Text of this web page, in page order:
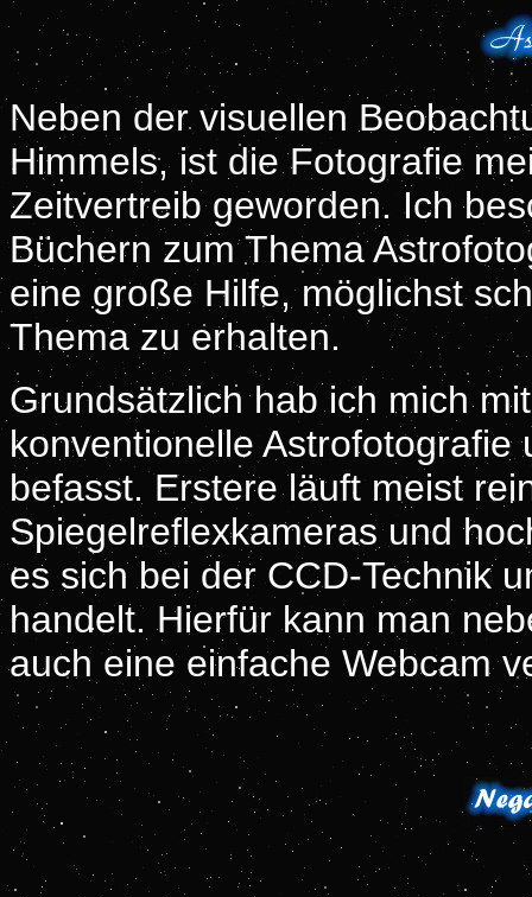
Neben der visuellen
Himmels, ist die Fotografie
Zeitvertreib geworden. Ich
Büchern zum Thema
eine große Hilfe, möglichst
Thema zu erhalten.
Grundsätzlich hab ich mich
konventionelle
befasst. Erstere läuft meist
Spiegelreflexkameras und
es sich bei der CCD-Technik
handelt. Hierfür kann man
auch eine einfache Webcam